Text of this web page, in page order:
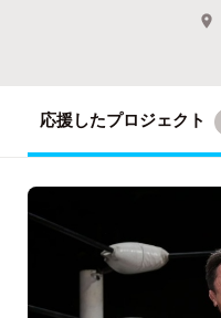
応援したプロジェクト